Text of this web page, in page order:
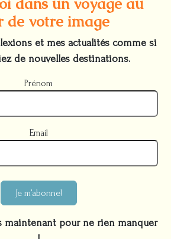
votre image
et mes actualités comme si
de nouvelles destinations.
Prénom
Email
Je m’abonne!
maintenant pour ne rien manquer